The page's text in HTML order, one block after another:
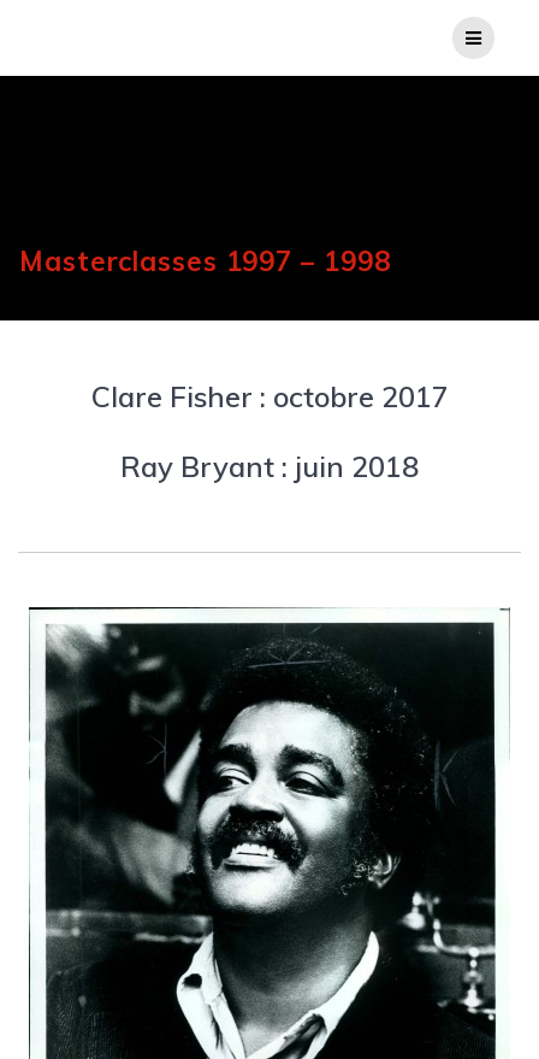
Masterclasses 1997 – 1998
Clare Fisher : octobre 2017
Ray Bryant : juin 2018